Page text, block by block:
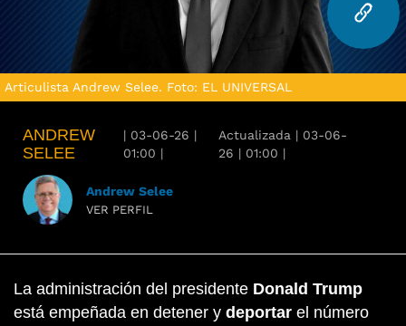
Articulista Andrew Selee. Foto: EL UNIVERSAL
ANDREW
SELEE
| 03-06-26 |
01:00 |
Actualizada | 03-06-
26 | 01:00 |
Andrew Selee
VER PERFIL
La administración del presidente Donald Trump
está empeñada en detener y deportar el número